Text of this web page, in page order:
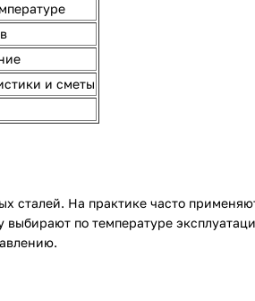
и сметы
сталей. На практике часто
по температуре